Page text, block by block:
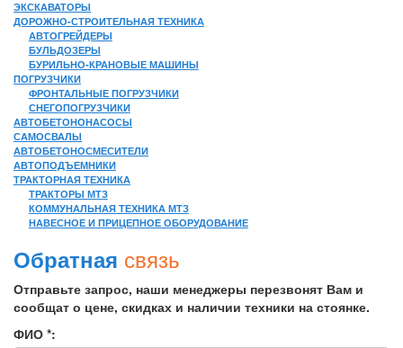
ЭКСКАВАТОРЫ
ДОРОЖНО-СТРОИТЕЛЬНАЯ ТЕХНИКА
АВТОГРЕЙДЕРЫ
БУЛЬДОЗЕРЫ
БУРИЛЬНО-КРАНОВЫЕ МАШИНЫ
ПОГРУЗЧИКИ
ФРОНТАЛЬНЫЕ ПОГРУЗЧИКИ
СНЕГОПОГРУЗЧИКИ
АВТОБЕТОНОНАСОСЫ
САМОСВАЛЫ
АВТОБЕТОНОСМЕСИТЕЛИ
АВТОПОДЪЕМНИКИ
ТРАКТОРНАЯ ТЕХНИКА
ТРАКТОРЫ МТЗ
КОММУНАЛЬНАЯ ТЕХНИКА МТЗ
НАВЕСНОЕ И ПРИЦЕПНОЕ ОБОРУДОВАНИЕ
Обратная связь
Отправьте запрос, наши менеджеры перезвонят Вам и
сообщат о цене, скидках и наличии техники на стоянке.
ФИО *: